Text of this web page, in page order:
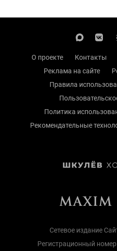
О проекте Контакты
Реклама на сайте
Правила
Политика
Рекомендательные
Сетевое издание
Регистрационный